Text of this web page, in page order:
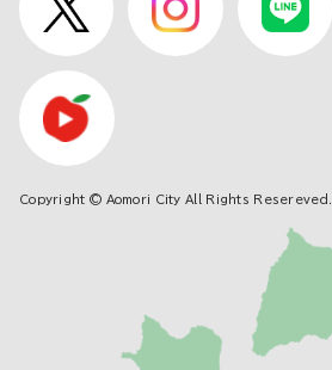
Copyright © Aomori City All Rights Resereved.